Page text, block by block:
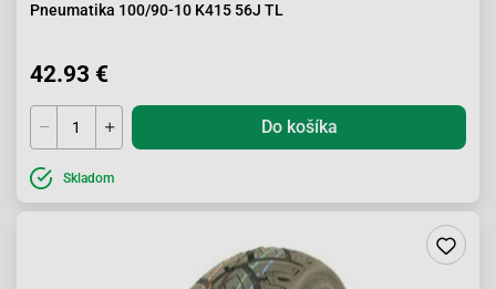
Pneumatika 100/90-10 K415 56J TL
42.93 €
Do košíka
Skladom